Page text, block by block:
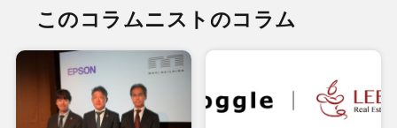
このコラムニストのコラム